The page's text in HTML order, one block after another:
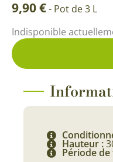
9,90€- Pot de 3 L
Indisponible
Hauteur :
Période